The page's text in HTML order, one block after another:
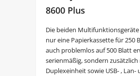
8600 Plus
Die beiden
nur eine Papierkassette für 250
auch problemlos auf 500 Blatt
serienmäßig, sondern zusätzlich
Duplexeinheit sowie USB- , Lan-